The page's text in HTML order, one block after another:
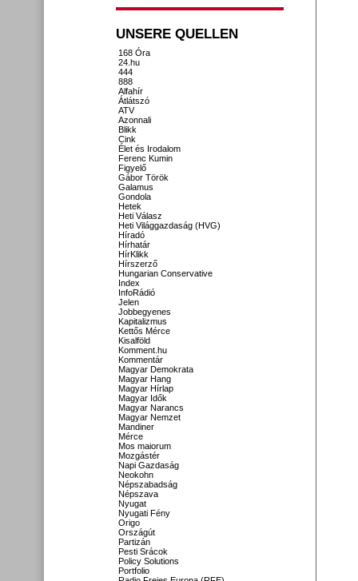
UNSERE QUELLEN
168 Óra
24.hu
444
888
Alfahír
Átlátszó
ATV
Azonnali
Blikk
Cink
Élet és Irodalom
Ferenc Kumin
Figyelő
Gábor Török
Galamus
Gondola
Hetek
Heti Válasz
Heti Világgazdaság (HVG)
Híradó
Hírhatár
HírKlikk
Hírszerző
Hungarian Conservative
Index
InfoRádió
Jelen
Jobbegyenes
Kapitalizmus
Kettős Mérce
Kisalföld
Komment.hu
Kommentár
Magyar Demokrata
Magyar Hang
Magyar Hírlap
Magyar Idők
Magyar Narancs
Magyar Nemzet
Mandiner
Mérce
Mos maiorum
Mozgástér
Napi Gazdaság
Neokohn
Népszabadság
Népszava
Nyugat
Nyugati Fény
Origo
Országút
Partizán
Pesti Srácok
Policy Solutions
Portfolio